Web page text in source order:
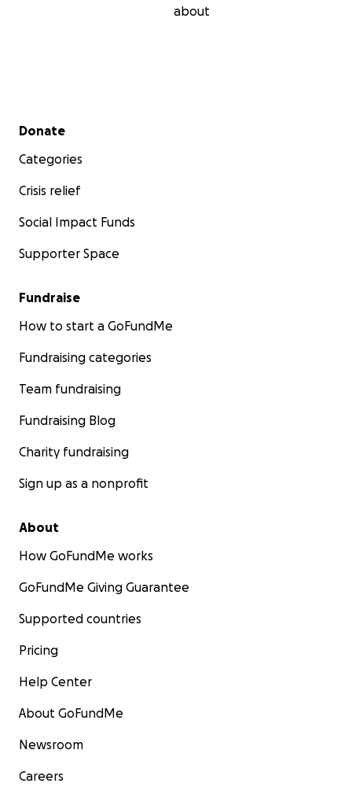
about
Secondary menu
Donate
Categories
Crisis relief
Social Impact Funds
Supporter Space
Fundraise
How to start a GoFundMe
Fundraising categories
Team fundraising
Fundraising Blog
Charity fundraising
Sign up as a nonprofit
About
How GoFundMe works
GoFundMe Giving Guarantee
Supported countries
Pricing
Help Center
About GoFundMe
Newsroom
Careers